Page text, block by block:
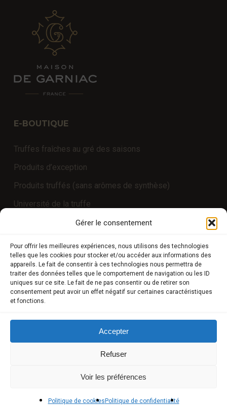
Gérer le consentement
Pour offrir les meilleures expériences, nous utilisons des technologies
telles que les cookies pour stocker et/ou accéder aux informations des
appareils. Le fait de consentir à ces technologies nous permettra de
traiter des données telles que le comportement de navigation ou les ID
uniques sur ce site. Le fait de ne pas consentir ou de retirer son
consentement peut avoir un effet négatif sur certaines caractéristiques
et fonctions.
Accepter
Refuser
Voir les préférences
Politique de cookies Politique de confidentialité
E-BOUTIQUE
Truffes fraîches au gré des saisons
Produits d’exception
Produits truffés (sans arômes de synthèse)
Université de la truffe
COMPTE CLIENT
Boutique
Mon compte
Modes de paiement
Conditions générales de vente